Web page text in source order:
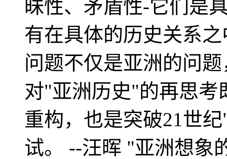
昧性、矛盾性-它们是
有在具体的历史关系
问题不仅是亚洲的问
对"亚洲历史"的再思考
重构，也是突破21世
试。 --汪晖 "亚洲想象